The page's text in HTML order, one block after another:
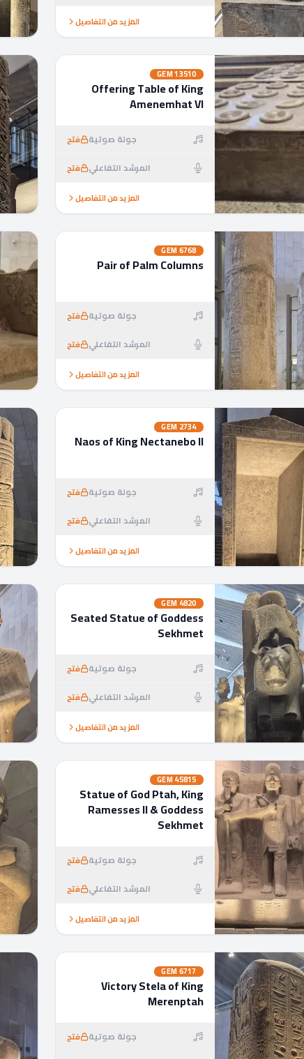
المزيد من التفاصيل
GEM13510
Offering Table of King
Amenemhat VI
جولة صوتية فتح
المرشد التفاعلي فتح
المزيد من التفاصيل
GEM6768
Pair of Palm Columns
جولة صوتية فتح
المرشد التفاعلي فتح
المزيد من التفاصيل
GEM 2734
Naos of King Nectanebo II
جولة صوتية فتح
المرشد التفاعلي فتح
المزيد من التفاصيل
GEM 4820
Seated Statue of Goddess
Sekhmet
جولة صوتية فتح
المرشد التفاعلي فتح
المزيد من التفاصيل
GEM45815
Statue of God Ptah, King
Ramesses II & Goddess
Sekhmet
جولة صوتية فتح
المرشد التفاعلي فتح
المزيد من التفاصيل
GEM6717
Victory Stela of King
Merenptah
جولة صوتية فتح